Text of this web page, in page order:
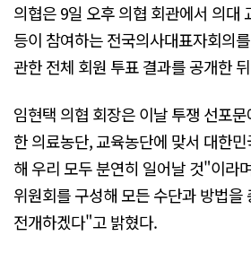
의협은 9일 오후 의협 회관에서 의대
등이 참여하는 전국의사대표자회의
관한 전체 회원 투표 결과를 공개한
임현택 의협 회장은 이날 투쟁 선포
한 의료농단, 교육농단에 맞서 대한
해 우리 모두 분연히 일어날 것"이라
위원회를 구성해 모든 수단과 방법을
전개하겠다"고 밝혔다.